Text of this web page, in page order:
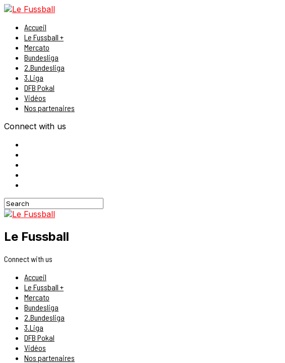
Accueil
Le Fussball +
Mercato
Bundesliga
2.Bundesliga
3.Liga
DFB Pokal
Vidéos
Nos partenaires
Connect with us
Le Fussball
Connect with us
Accueil
Le Fussball +
Mercato
Bundesliga
2.Bundesliga
3.Liga
DFB Pokal
Vidéos
Nos partenaires